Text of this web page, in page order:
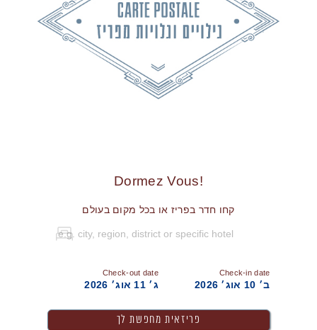
!Dormez Vous
קחו חדר בפריז או בכל מקום בעולם
Check-in date
ב׳ 10 אוג׳ 2026
Check-out date
ג׳ 11 אוג׳ 2026